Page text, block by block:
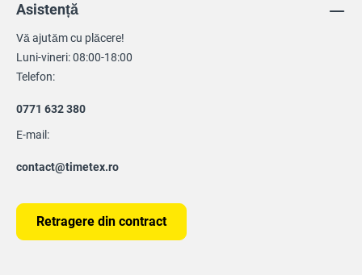
Asistență
Vă ajutăm cu plăcere!
Luni-vineri: 08:00-18:00
Telefon:
0771 632 380
E-mail:
contact@timetex.ro
Retragere din contract